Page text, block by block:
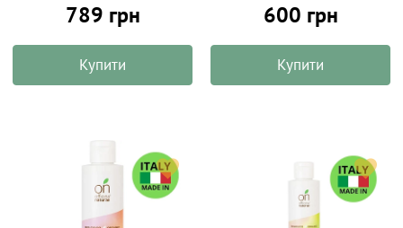
789 грн
Купити
600 грн
Купити